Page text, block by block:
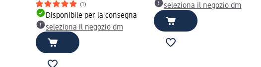
(1)
Disponibile per la consegna
seleziona il negozio dm
seleziona il negozio dm